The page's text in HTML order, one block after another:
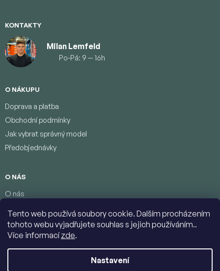
Tento web používá soubory cookie. Dalším procházením
tohoto webu vyjadřujete souhlas s jejich používáním..
Více informacízde.
Nastavení
KONTAKTY
Milan Lemfeld
Po-Pá: 9 — 16h
O NÁKUPU
Doprava a platba
Obchodní podmínky
Jak vybrat správný model
Předobjednávky
O NÁS
O nás
Podmínky ochrany osobních údajů
Kontakty